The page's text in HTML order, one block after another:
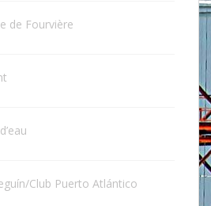
de Fourvière
Club Puerto Atlántico